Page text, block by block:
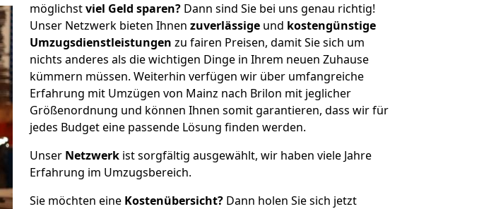
möglichstviel Geld sparen? Dann sind Sie bei uns genau richtig!
Unser Netzwerk bieten Ihnen zuverlässige und kostengünstige
Umzugsdienstleistungen zu fairen Preisen, damit Sie sich um
nichts anderes als die wichtigen Dinge in Ihrem neuen Zuhause
kümmern müssen. Weiterhin verfügen wir über umfangreiche
Erfahrung mit Umzügen von Mainz nach Brilon mit jeglicher
Größenordnung und können Ihnen somit garantieren, dass wir für
jedes Budget eine passende Lösung finden werden.
Unser Netzwerk ist sorgfältig ausgewählt, wir haben viele Jahre
Erfahrung im Umzugsbereich.
Sie möchten eine Kostenübersicht? Dann holen Sie sich jetzt